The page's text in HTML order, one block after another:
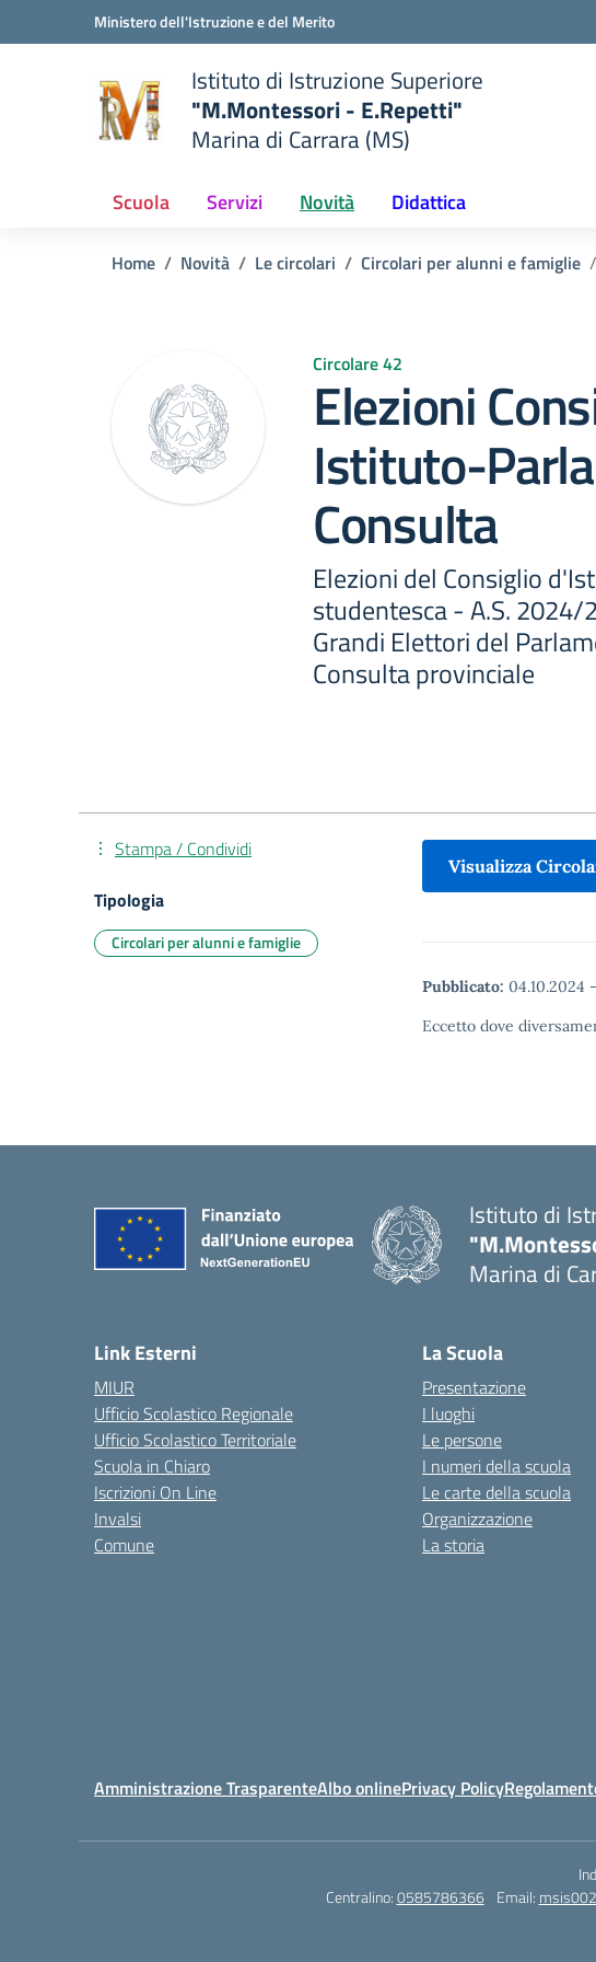
Vai ai contenuti
Vai al menu di navigazioneMinistero dell'Istruzione e del Merito
Istituto di Istruzione Superiore
"M.Montessori - E.Repetti"
Marina di Carrara (MS)
Scuola Servizi Novità Didattica
Home Novità Le circolari Circolari per alunni e famiglie
Circolare 42
Elezioni
Istituto-
Consulta
Elezioni del Consiglio
studentesca - A.S. 2024/
Grandi Elettori del
Consulta provinciale
Visualizza
Pubblicato: 04.10.2024 -
Eccetto dove
Stampa / Condividi
Tipologia
Circolari per alunni e famiglie
Istituto di
Marina di
Link Esterni
MIUR
Ufficio Scolastico Regionale
Ufficio Scolastico Territoriale
Scuola in Chiaro
Iscrizioni On Line
Invalsi
Comune
La Scuola
Presentazione
I luoghi
Le persone
I numeri della scuola
Le carte della scuola
Organizzazione
La storia
Amministrazione TrasparenteAlbo onlinePrivacy Policy
Centralino:0585786366 Email: